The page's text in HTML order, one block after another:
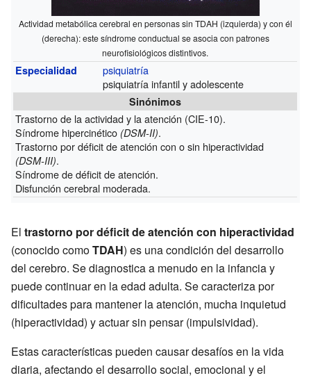
Actividad metabólica cerebral en personas sin TDAH (izquierda) y con él
(derecha): este síndrome conductual se asocia con patrones
neurofisiológicos distintivos.
Especialidad
psiquiatría
psiquiatría infantil y adolescente
Sinónimos
Trastorno de la actividad y la atención (CIE-10).
Síndrome hipercinético (DSM-II).
Trastorno por déficit de atención con o sin hiperactividad
(DSM-III).
Síndrome de déficit de atención.
Disfunción cerebral moderada.
El trastorno por déficit de atención con hiperactividad
(conocido comoTDAH) es una condición del desarrollo
del cerebro. Se diagnostica a menudo en la infancia y
puede continuar en la edad adulta. Se caracteriza por
dificultades para mantener la atención, mucha inquietud
(hiperactividad) y actuar sin pensar (impulsividad).
Estas características pueden causar desafíos en la vida
diaria, afectando el desarrollo social, emocional y el